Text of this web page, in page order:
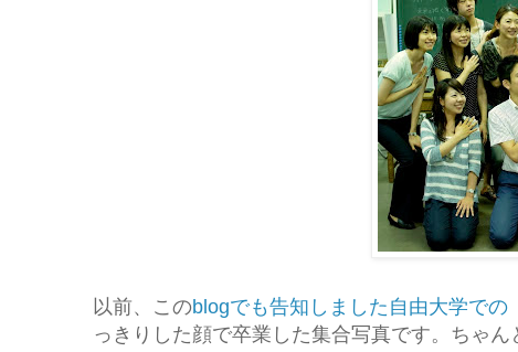
以前、このblogでも告知しました自由大学での
っきりした顔で卒業した集合写真です。ちゃ